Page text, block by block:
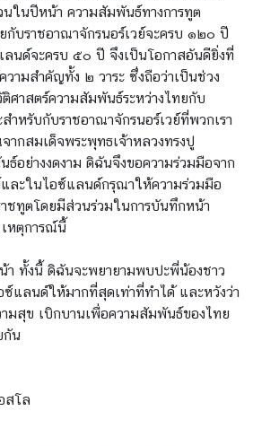
ในปีหน้า ความสัมพันธ์ทางการทูต
กับราชอาณาจักรนอร์เวย์จะครบ ๑๒๐ ปี
ลนด์จะครบ ๕๐ ปี จึงเป็นโอกาสอันดียิ่งที่
ามสำคัญทั้ง ๒ วาระ ซึ่งถือว่าเป็นช่วง
ศาสตร์ความสัมพันธ์ระหว่างไทยกับ
ำหรับกับราชอาณาจักรนอร์เวย์ที่พวกเรา
ากสมเด็จพระพุทธเจ้าหลวงทรงปู
อย่างงดงาม ดิฉันจึงขอความร่วมมือจาก
ละในไอซ์แลนด์กรุณาให้ความร่วมมือ
ชทูตโดยมีส่วนร่วมในการบันทึกหน้า
หตุการณ์นี้
ทั้งนี้ ดิฉันจะพยายามพบปะพี่น้องชาว
ซ์แลนด์ให้มากที่สุดเท่าที่ทำได้ และหวังว่า
ามสุข เบิกบานเพื่อความสัมพันธ์ของไทย
กัน
สโล